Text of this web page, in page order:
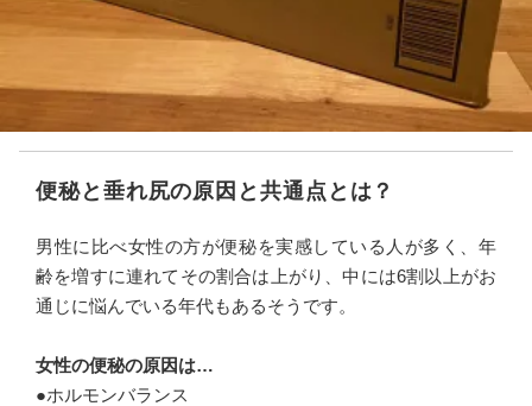
便秘と垂れ尻の原因と共通点とは？
男性に比べ女性の方が便秘を実感している人が多く、年
齢を増すに連れてその割合は上がり、中には6割以上がお
通じに悩んでいる年代もあるそうです。
女性の便秘の原因は…
●ホルモンバランス